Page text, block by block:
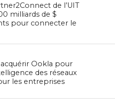
de l’UIT
milliards de $
pour connecter le
Ookla pour
des réseaux
les entreprises